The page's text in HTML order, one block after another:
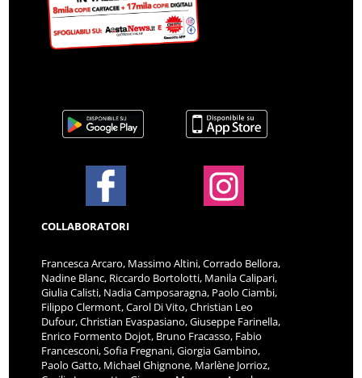
COLLABORATORI
Francesca Arcaro, Massimo Altini, Corrado Bellora,
Nadine Blanc, Riccardo Bortolotti, Manila Calipari,
Giulia Calisti, Nadia Camposaragna, Paolo Ciambi,
Filippo Clermont, Carol Di Vito, Christian Leo
Dufour, Christian Evaspasiano, Giuseppe Farinella,
Enrico Formento Dojot, Bruno Fracasso, Fabio
Francesconi, Sofia Fregnani, Giorgia Gambino,
Paolo Gatto, Michael Ghignone, Marlène Jorrioz,